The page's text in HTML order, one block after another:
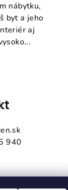
nábytku,
byt a jeho
aj
940